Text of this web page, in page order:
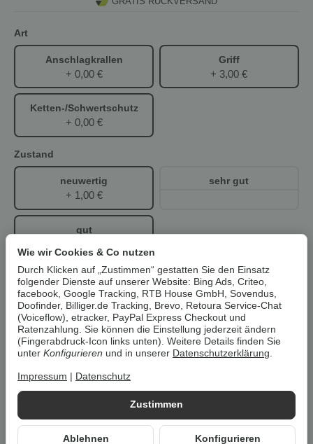
Art
Anschlagkrallen
+ 0,00 €
Griff
+ 3,00 €
Ketten-/Schwertschutz
+ 0,00 €
Zustand
neuwertig
+ 1,00 €
sehr gut
gut
ab
4,99 €
zzgl.Versand
sofort verfügbar
In den Warenkorb
Dieser Artikel hat Variationen. Wählen Sie bitte die
Zustimmen
Ablehnen Konfigurieren
Wie wir Cookies & Co nutzen
Durch Klicken auf „Zustimmen“ gestatten Sie den Einsatz
folgender Dienste auf unserer Website: Bing Ads, Criteo,
facebook, Google Tracking, RTB House GmbH, Sovendus,
Doofinder, Billiger.de Tracking, Brevo, Retoura Service-Chat
(Voiceflow), etracker, PayPal Express Checkout und
Ratenzahlung. Sie können die Einstellung jederzeit ändern
(Fingerabdruck-Icon links unten). Weitere Details finden Sie
unter Konfigurieren und in unserer Datenschutzerklärung.
Impressum Datenschutz